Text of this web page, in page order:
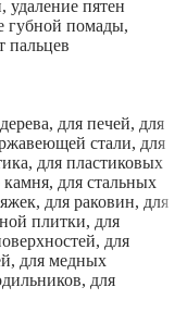
удаление пятен
губной помады,
пальцев
для печей, для
стали, для
для пластиковых
для стальных
для раковин, для
плитки, для
для
для медных
для